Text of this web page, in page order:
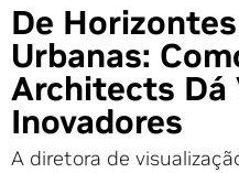
De
Urbanas:
Architects Dá
Inovadores
A diretora de